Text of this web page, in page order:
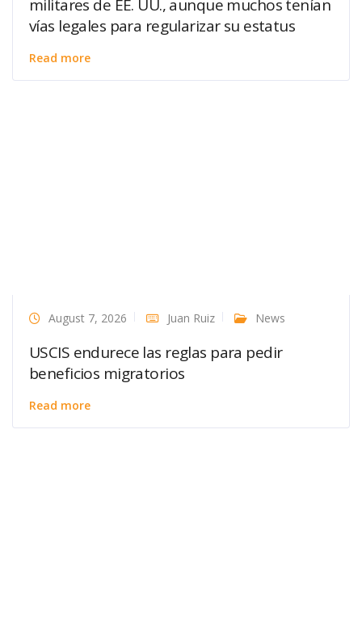
militares de EE. UU., aunque muchos tenían
vías legales para regularizar su estatus
Read more
August 7, 2026 Juan Ruiz News
USCIS endurece las reglas para pedir
beneficios migratorios
Read more